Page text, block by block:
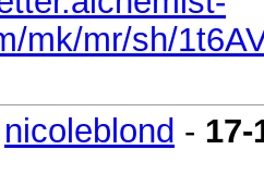
mk/mr/sh/
nicoleblond - 17-